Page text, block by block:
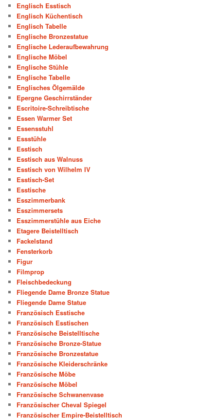
Englisch Esstisch
Englisch Küchentisch
Englisch Tabelle
Englische Bronzestatue
Englische Lederaufbewahrung
Englische Möbel
Englische Stühle
Englische Tabelle
Englisches Ölgemälde
Epergne Geschirrständer
Escritoire-Schreibtische
Essen Warmer Set
Essensstuhl
Essstühle
Esstisch
Esstisch aus Walnuss
Esstisch von Wilhelm IV
Esstisch-Set
Esstische
Esszimmerbank
Esszimmersets
Esszimmerstühle aus Eiche
Etagere Beistelltisch
Fackelstand
Fensterkorb
Figur
Filmprop
Fleischbedeckung
Fliegende Dame Bronze Statue
Fliegende Dame Statue
Französisch Esstische
Französisch Esstischen
Französische Beistelltische
Französische Bronze-Statue
Französische Bronzestatue
Französische Kleiderschränke
Französische Möbe
Französische Möbel
Französische Schwanenvase
Französischer Cheval Spiegel
Französischer Empire-Beistelltisch